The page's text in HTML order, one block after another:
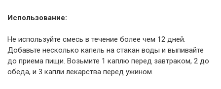
Использование:
Не используйте смесь в течение более чем 12 дней.
Добавьте несколько капель на стакан воды и выпивайте
до приема пищи. Возьмите 1 каплю перед завтраком, 2 до
обеда, и 3 капли лекарства перед ужином.